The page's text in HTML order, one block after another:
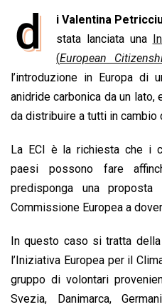
e
o
o
k
a
t
s
A
p
p
n
k
e
d
I
n
r
e
a
d
s
a
l
d i Valentina
stata lanciata una
(European
l’introduzione in Europa
anidride carbonica da un lato,
da distribuire a tutti in cambio
La ECI è la richiesta che i
paesi possono fare
predisponga una
Commissione Europea a
In questo caso si tratta della
l’Iniziativa Europea per il
gruppo di volontari
Svezia, Danimarca,